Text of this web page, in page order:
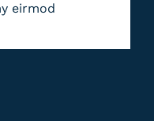
eirmod